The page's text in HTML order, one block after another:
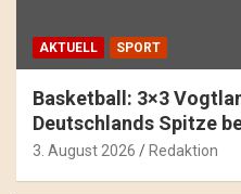
AKTUELL SPORT
Basketball: 3×3
Deutschlands Spitze
3. August 2026 Redaktion